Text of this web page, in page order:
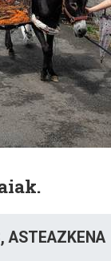
ASTEAZKENA